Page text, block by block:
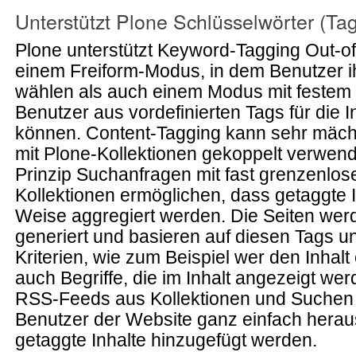
Unterstützt Plone Schlüsselwörter
Plone unterstützt Keyword-Tagging Out-
einem Freiform-Modus, in dem Benutzer
wählen als auch einem Modus mit
Benutzer aus vordefinierten Tags für die
können. Content-Tagging kann sehr
mit Plone-Kollektionen gekoppelt
Prinzip Suchanfragen mit fast
Kollektionen ermöglichen, dass getaggte
Weise aggregiert werden. Die Seiten
generiert und basieren auf diesen Tags
Kriterien, wie zum Beispiel wer den
auch Begriffe, die im Inhalt angezeigt
RSS-Feeds aus Kollektionen und
Benutzer der Website ganz einfach
getaggte Inhalte hinzugefügt werden.